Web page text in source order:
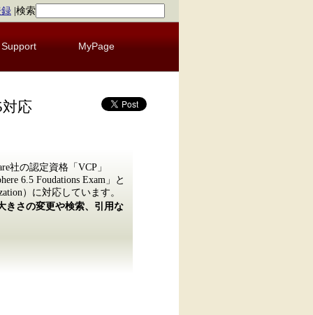
検索
Support MyPage
対応
社の認定資格「VCP」
6.5 Foudations Exam」と
）に対応しています。
きさの変更や検索、引用な